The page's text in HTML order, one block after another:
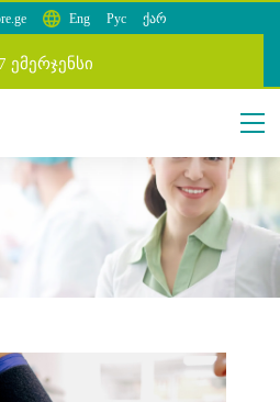
Eng Рус ქარ
ემერჯენსი